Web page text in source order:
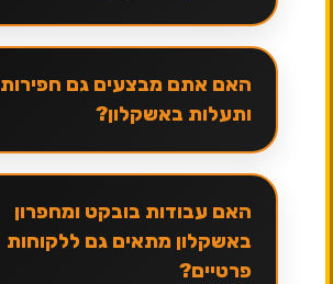
האם אתם מבצעים גם חפירות
ותעלות באשקלון?
האם עבודות בובקט ומחפרון
באשקלון מתאים גם ללקוחות
פרטיים?